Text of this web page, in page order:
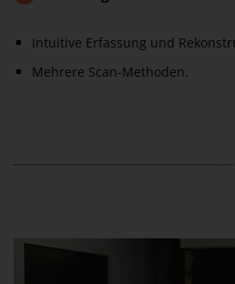
Intuitive Erfassung und
Mehrere Scan-Methoden.